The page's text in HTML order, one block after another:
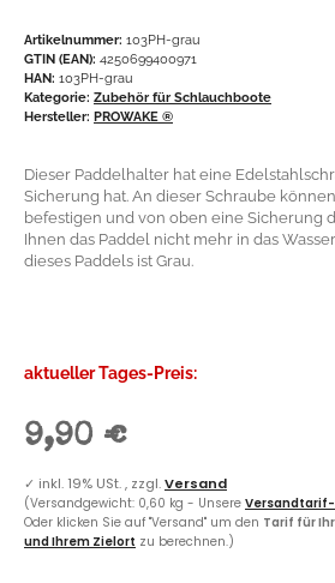
Artikelnummer: 103PH-grau
GTIN (EAN): 4250699400971
HAN: 103PH-grau
Kategorie: Zubehör für Schlauchboote
Hersteller: PROWAKE ®
Dieser Paddelhalter hat eine
Sicherung hat. An dieser Schraube
befestigen und von oben eine Sicherung
Ihnen das Paddel nicht mehr in das
dieses Paddels ist Grau.
aktueller Tages-Preis:
9,90 €
✓ inkl. 19% USt. , zzgl.Versand
(Versandgewicht: 0,60 kg - Unsere
Oder klicken Sie auf "Versand" um den Tarif für
und Ihrem Zielort zu berechnen.)